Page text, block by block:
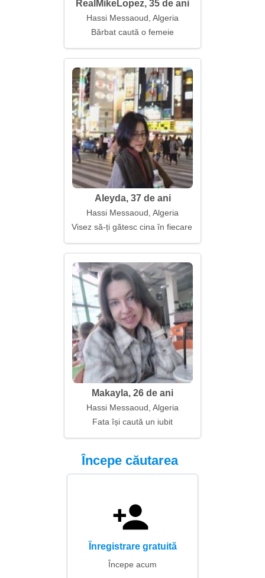
RealMikeLopez, 35 de ani
Hassi Messaoud, Algeria
Bărbat caută o femeie
Aleyda, 37 de ani
Hassi Messaoud, Algeria
Visez să-ți gătesc cina în fiecare seară
Makayla, 26 de ani
Hassi Messaoud, Algeria
Fata își caută un iubit
Începe căutarea
Înregistrare gratuită
Începe acum